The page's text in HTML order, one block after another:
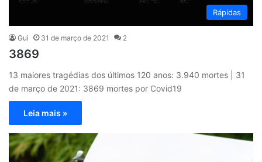
Rápidas
Gui 31 de março de 2021 2
3869
13 maiores tragédias dos últimos 120 anos: 3.940 mortes | 31
de março de 2021: 3869 mortes por Covid19
Leia mais »